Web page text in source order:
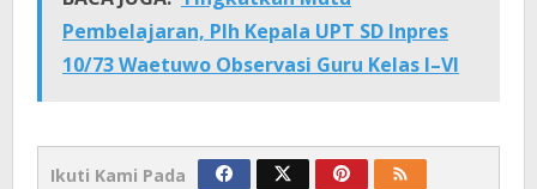
Pembelajaran, Plh Kepala UPT SD Inpres
10/73 Waetuwo Observasi Guru Kelas I–VI
Ikuti Kami Pada